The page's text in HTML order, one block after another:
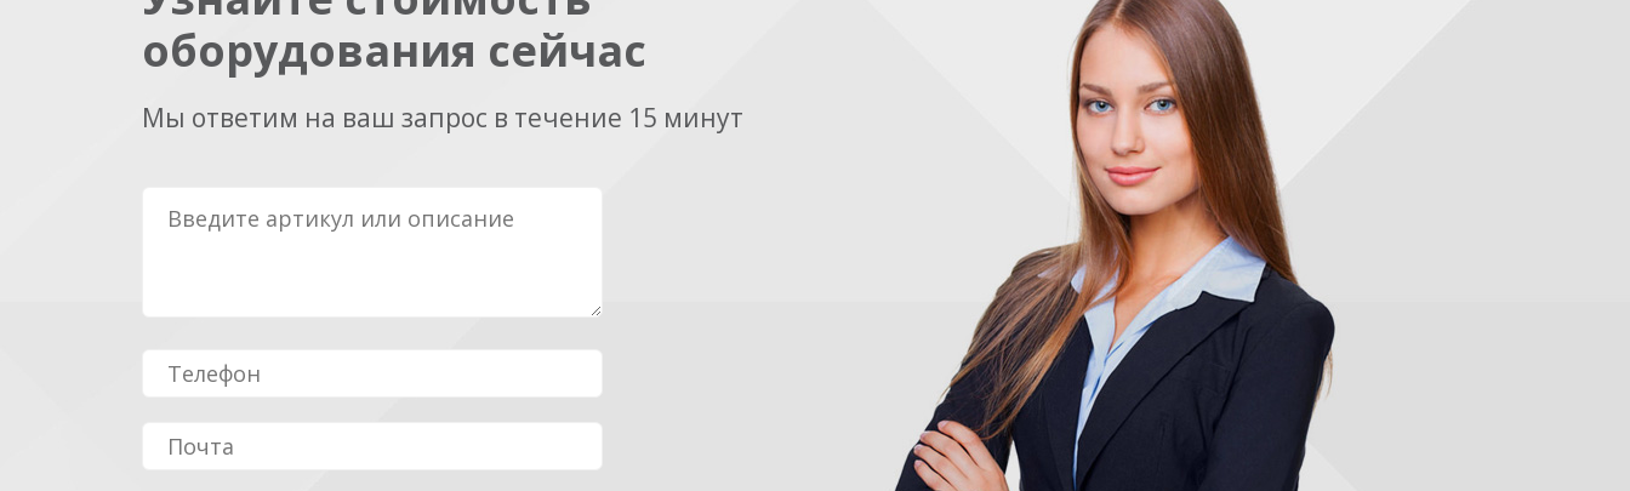
оборудования сейчас
Мы ответим на ваш запрос в течение 15 минут